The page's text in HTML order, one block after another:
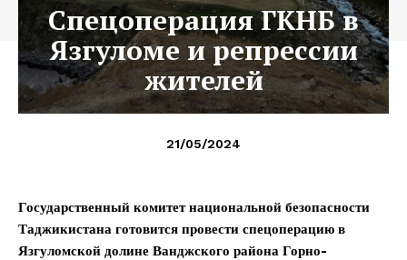
Спецоперация ГКНБ в
Язгуломе и репрессии
жителей
21/05/2024
Государственный комитет национальной безопасности
Таджикистана готовится провести спецоперацию в
Язгуломской долине Ванджского района Горно-